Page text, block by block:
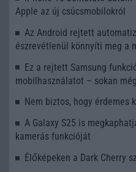
Apple az új csúcsmobilokról
Az Android rejtett
észrevétlenül könnyíti meg a
Ez a rejtett Samsung
mobilhasználatot – sokan
Nem biztos, hogy érdemes
A Galaxy S25 is
kamerás funkcióját
Élőképeken a Dark Cherry